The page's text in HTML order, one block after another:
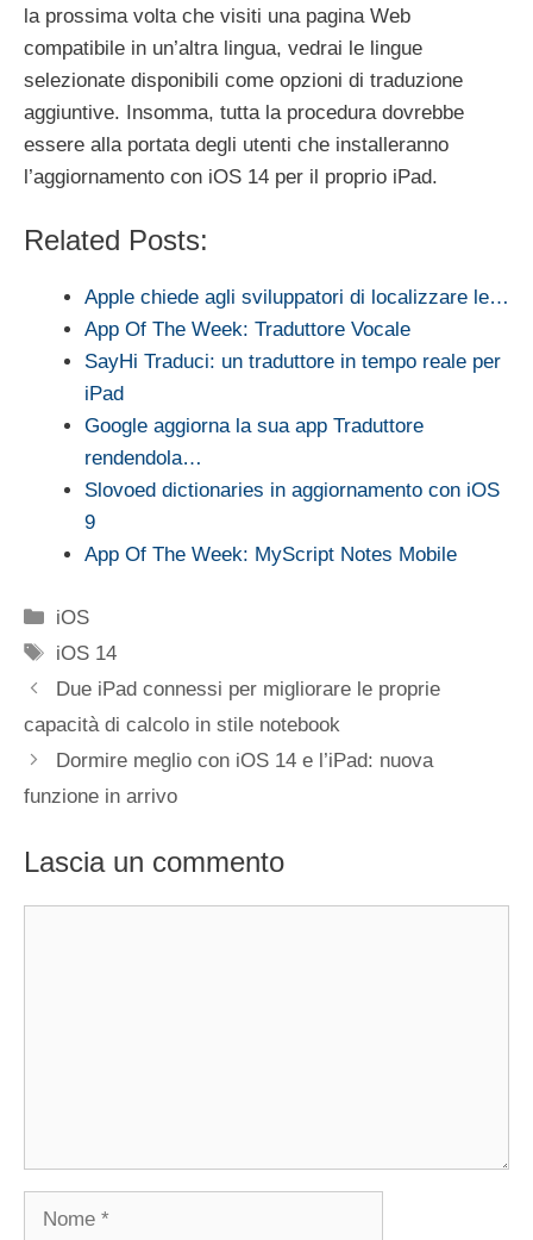
la prossima volta che visiti una pagina Web
compatibile in un’altra lingua, vedrai le lingue
selezionate disponibili come opzioni di traduzione
aggiuntive. Insomma, tutta la procedura dovrebbe
essere alla portata degli utenti che installeranno
l’aggiornamento con iOS 14 per il proprio iPad.
Related Posts:
Apple chiede agli sviluppatori di localizzare le…
App Of The Week: Traduttore Vocale
SayHi Traduci: un traduttore in tempo reale per
iPad
Google aggiorna la sua app Traduttore
rendendola…
Slovoed dictionaries in aggiornamento con iOS
9
App Of The Week: MyScript Notes Mobile
Categorie
iOS
Tag
iOS 14
Due iPad connessi per migliorare le proprie
capacità di calcolo in stile notebook
Dormire meglio con iOS 14 e l’iPad: nuova
funzione in arrivo
Lascia un commento